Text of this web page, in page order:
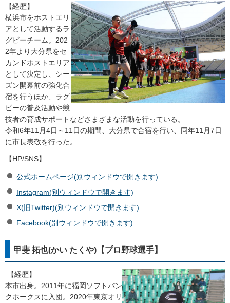
【経歴】
横浜市をホストエリ
アとして活動するラ
グビーチーム。202
2年より大分県をセ
カンドホストエリア
として決定し、シー
ズン開幕前の強化合
宿を行うほか、ラグ
ビーの普及活動や競
技者の育成サポートなどさまざまな活動を行っている。
令和6年11月4日～11日の期間、大分県で合宿を行い、同年11月7日
に市長表敬を行った。
【HP/SNS】
公式ホームページ(別ウィンドウで開きます)
Instagram(別ウィンドウで開きます)
X(旧Twitter)(別ウィンドウで開きます)
Facebook(別ウィンドウで開きます)
甲斐 拓也(かい たくや)【プロ野球選手】
【経歴】
本市出身。2011年に福岡ソフトバン
クホークスに入団。2020年東京オリ